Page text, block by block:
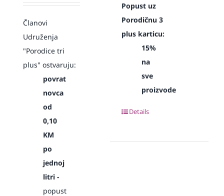
Članovi
Udruženja
"Porodice tri
plus" ostvaruju:
povrat
novca
od
0,10
KM
po
jednoj
litri -
popust
Popust uz
Porodičnu 3
plus karticu:
15%
na
sve
proizvode
Details